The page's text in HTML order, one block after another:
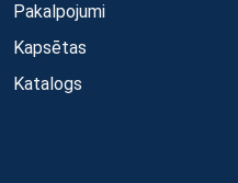
Pakalpojumi
Kapsētas
Katalogs